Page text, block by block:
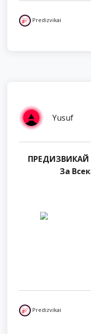
Predizvikai
Yusuf
ПРЕДИЗВИКАЙ
За
Predizvikai